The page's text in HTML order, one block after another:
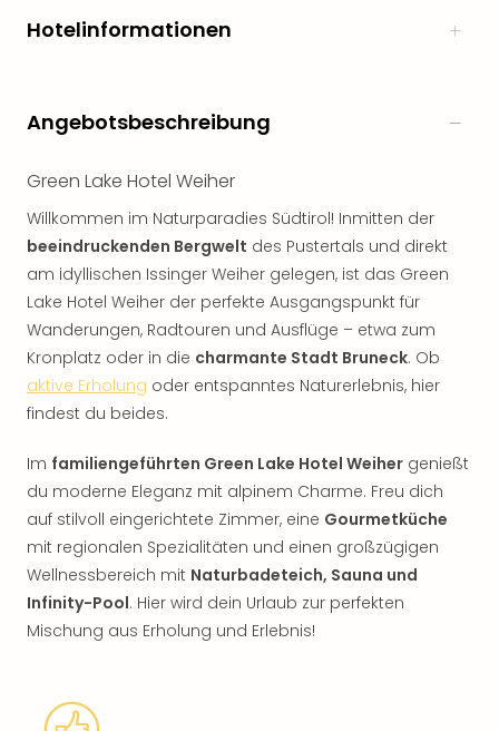
Hotelinformationen
Angebotsbeschreibung
Green Lake Hotel Weiher
Willkommen im Naturparadies Südtirol! Inmitten der
beeindruckenden Bergwelt des Pustertals und direkt
am idyllischen Issinger Weiher gelegen, ist das Green
Lake Hotel Weiher der perfekte Ausgangspunkt für
Wanderungen, Radtouren und Ausflüge – etwa zum
Kronplatz oder in die charmante Stadt Bruneck. Ob
aktive Erholung oder entspanntes Naturerlebnis, hier
findest du beides.
Im familiengeführten Green Lake Hotel Weiher genießt
du moderne Eleganz mit alpinem Charme. Freu dich
auf stilvoll eingerichtete Zimmer, eine Gourmetküche
mit regionalen Spezialitäten und einen großzügigen
Wellnessbereich mit Naturbadeteich, Sauna und
Infinity-Pool. Hier wird dein Urlaub zur perfekten
Mischung aus Erholung und Erlebnis!